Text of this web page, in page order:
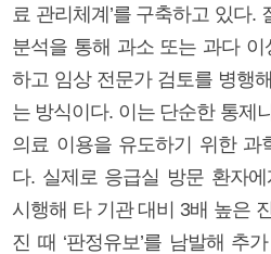
료 관리체계’를 구축하고 있다.
분석을 통해 과소 또는 과다
하고 임상 전문가 검토를 병행
는 방식이다. 이는 단순한 통제
의료 이용을 유도하기 위한 과
다. 실제로 응급실 방문 환자
시행해 타 기관 대비 3배 높은
진 때 ‘판정유보’를 남발해 추